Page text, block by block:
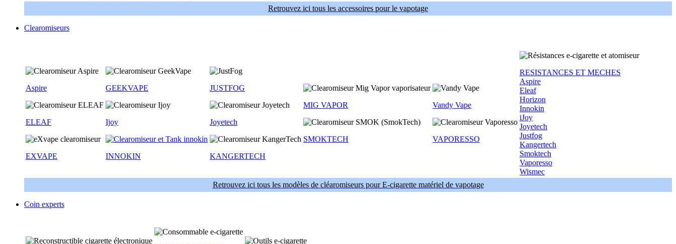
Retrouvez ici tous les accessoires pour le vapotage
Clearomiseurs
Aspire
ELEAF
EXVAPE
GEEKVAPE
Ijoy
INNOKIN
JUSTFOG
Joyetech
KANGERTECH
MIG VAPOR
SMOKTECH
Vandy Vape
VAPORESSO
RESISTANCES ET MECHES
Aspire
Eleaf
Horizon
Innokin
iJoy
Joyetech
Justfog
Kangertech
Smoktech
Vaporesso
Wismec
Retrouvez ici tous les modèles de cléaromiseurs pour E-cigarette matériel de vapotage
Coin experts